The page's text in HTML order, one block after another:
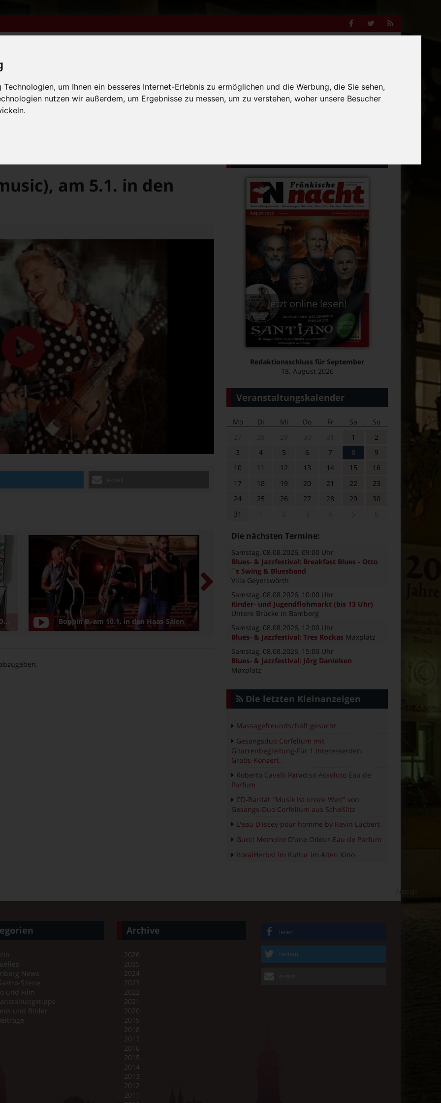
um Ihnen ein besseres Internet-Erlebnis zu ermöglichen und die Werbung, die Sie sehen,
nutzen wir außerdem, um Ergebnisse zu messen, um zu verstehen, woher unsere Besucher
Facebook
Twitter
FN-Ausgaben online lesen
6. bis 9. August +++
31.7. bis 9.8. +++
am 5.1. in den
Boppin B, am 10.1. in den Haas-Sälen
Jetzt online lesen!
Redaktionsschluss für September
18. August 2026
Veranstaltungskalender
Mo Di Mi Do Fr Sa
So
1
2
3
4 5 6 7 8
9
10
11 12 13 14 15
16
17
18 19 20 21 22
23
24
25 26 27 28 29
30
31
Die nächsten Termine:
Samstag, 08.08.2026, 09:00 Uhr
Blues- & Jazzfestival: Breakfast Blues - Otto
´s Swing & Bluesband
Villa Geyerswörth
Samstag, 08.08.2026, 10:00 Uhr
Kinder- und Jugendflohmarkt (bis 13 Uhr)
Untere Brücke in Bamberg
Samstag, 08.08.2026, 12:00 Uhr
Blues- & Jazzfestival: Tres Rockas Maxplatz
Samstag, 08.08.2026, 15:00 Uhr
Blues- & Jazzfestival: Jörg Danielsen
Maxplatz
Die letzten Kleinanzeigen
Massagefreundschaft gesucht .
Gesangsduo Corfelium mit
Gitarrenbegleitung-Für 1.Interessenten:
Gratis-Konzert.
Roberto Cavalli Paradiso Assoluto Eau de
Parfum
CD-Rarität "Musik ist unsre Welt" von
Gesangs-Duo Corfelium aus Scheßlitz
L'eau D'issey pour homme by Kevin Lucbert
Gucci Memoire D'une Odeur-Eau de Parfum
VokalHerbst im Kultur im Alten Kino
Anzeige
News
Szene
und Film
und Bilder
Archive
2026
2025
2024
2023
2022
2021
2020
2019
2018
2017
2016
2015
2014
2013
2012
2011
teilen
twittern